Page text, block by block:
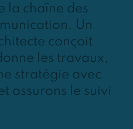
la chaîne des
Un
conçoit
les travaux,
stratégie avec
assurons le suivi